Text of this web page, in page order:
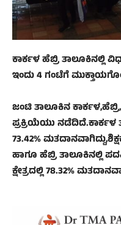
ಕಾರ್ಕಳ ‌ಹೆಬ್ರಿ ತಾಲೂಕಿನಲ್ಲಿ
ಇಂದು 4 ಗಂಟೆಗೆ
ಜಂಟಿ ತಾಲೂಕಿನ
ಪ್ರಕ್ರಿಯೆಯು ನಡೆದಿದೆ.ಕಾರ್ಕಳ
73.42%
ಹಾಗೂ ಹೆಬ್ರಿ ತಾಲೂಕಿನಲ್ಲಿ
ಕ್ಷೇತ್ರದಲ್ಲಿ 78.32%